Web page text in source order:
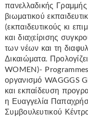
πανελλαδικής
βιωματικού
(εκπαιδευτικούς κι
και διαχείρισης
των νέων και τη
Δικαιώματα.
WOMEN)-
οργανισμό WAGGGS
και εκπαίδευση
η Ευαγγελία
Συμβουλευτικού